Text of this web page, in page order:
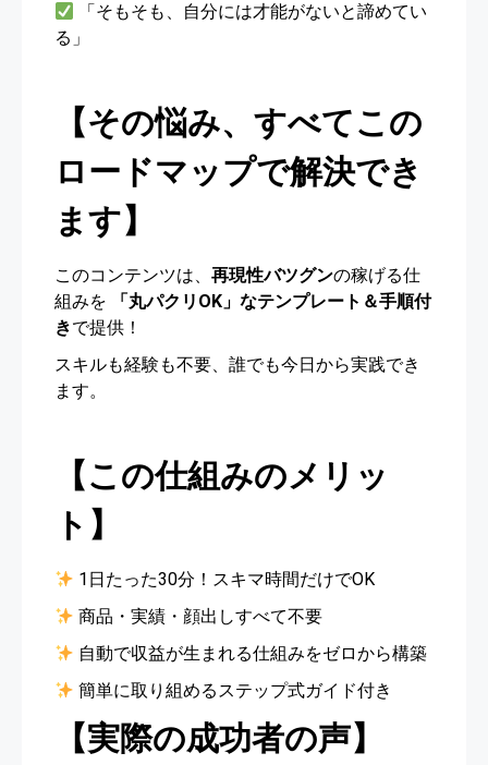
「そもそも、自分には才能がないと諦めてい
る」
【その悩み、すべてこの
ロードマップで解決でき
ます】
このコンテンツは、 再現性バツグンの稼げる仕
組みを
「丸パクリOK」なテンプレート＆手順付
きで提供！
スキルも経験も不要、誰でも今日から実践でき
ます。
【この仕組みのメリッ
ト】
1日たった30分！スキマ時間だけでOK
商品・実績・顔出しすべて不要
自動で収益が生まれる仕組みをゼロから構築
簡単に取り組めるステップ式ガイド付き
【実際の成功者の声】